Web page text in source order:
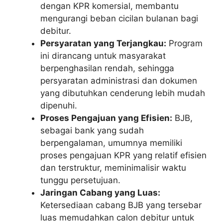
dengan KPR komersial, membantu
mengurangi beban cicilan bulanan bagi
debitur.
Persyaratan yang Terjangkau: Program
ini dirancang untuk masyarakat
berpenghasilan rendah, sehingga
persyaratan administrasi dan dokumen
yang dibutuhkan cenderung lebih mudah
dipenuhi.
Proses Pengajuan yang Efisien: BJB,
sebagai bank yang sudah
berpengalaman, umumnya memiliki
proses pengajuan KPR yang relatif efisien
dan terstruktur, meminimalisir waktu
tunggu persetujuan.
Jaringan Cabang yang Luas:
Ketersediaan cabang BJB yang tersebar
luas memudahkan calon debitur untuk